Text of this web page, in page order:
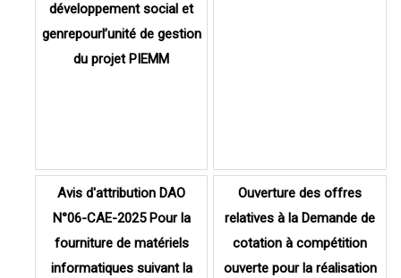
développement social et
genrepourl’unité de gestion
du projet PIEMM
Ouverture des offres
relatives à la Demande de
cotation à compétition
ouverte pour la réalisation
Avis d'attribution DAO
N°06-CAE-2025 Pour la
fourniture de matériels
informatiques suivant la